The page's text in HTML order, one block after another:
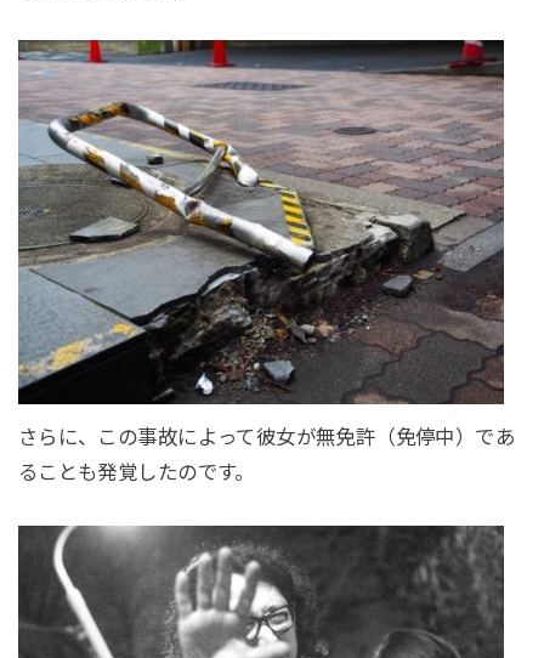
さらに、この事故によって彼女が無免許（免停中）であ
ることも発覚したのです。